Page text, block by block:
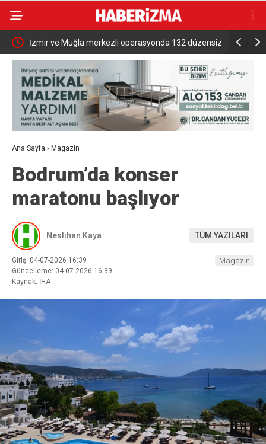
İzmir ve Muğla merkezli operasyonda 132 düzensiz
göçmen yakalandı
Yeniden
Sesine
Ana Sayfa › Magazin
Bodrum’da konser
maratonu başlıyor
Neslihan Kaya TÜM YAZILARI
Giriş: 04-07-2026 16:39
Güncelleme: 04-07-2026 16:39
Kaynak: İHA
Magazin